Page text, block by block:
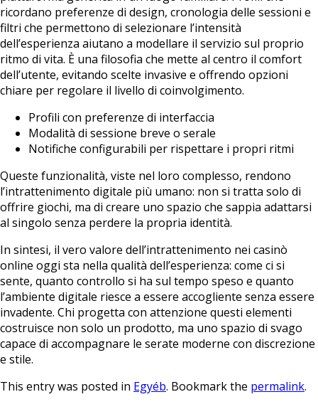
ricordano preferenze di design, cronologia delle sessioni e
filtri che permettono di selezionare l’intensità
dell’esperienza aiutano a modellare il servizio sul proprio
ritmo di vita. È una filosofia che mette al centro il comfort
dell’utente, evitando scelte invasive e offrendo opzioni
chiare per regolare il livello di coinvolgimento.
Profili con preferenze di interfaccia
Modalità di sessione breve o serale
Notifiche configurabili per rispettare i propri ritmi
Queste funzionalità, viste nel loro complesso, rendono
l’intrattenimento digitale più umano: non si tratta solo di
offrire giochi, ma di creare uno spazio che sappia adattarsi
al singolo senza perdere la propria identità.
In sintesi, il vero valore dell’intrattenimento nei casinò
online oggi sta nella qualità dell’esperienza: come ci si
sente, quanto controllo si ha sul tempo speso e quanto
l’ambiente digitale riesce a essere accogliente senza essere
invadente. Chi progetta con attenzione questi elementi
costruisce non solo un prodotto, ma uno spazio di svago
capace di accompagnare le serate moderne con discrezione
e stile.
This entry was posted in Egyéb. Bookmark the permalink.